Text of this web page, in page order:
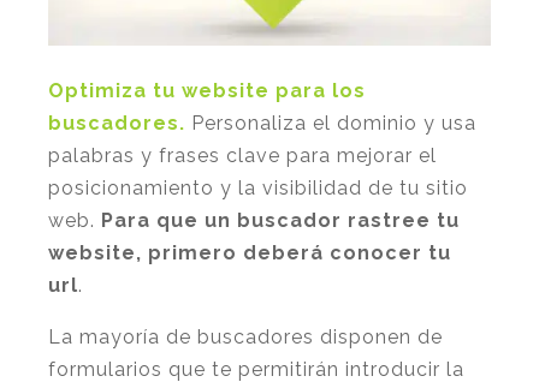
Optimiza tu website para los
buscadores. Personaliza el dominio y usa
palabras y frases clave para mejorar el
posicionamiento y la visibilidad de tu sitio
web. Para que un buscador rastree tu
website, primero deberá conocer tu
url.
La mayoría de buscadores disponen de
formularios que te permitirán introducir la